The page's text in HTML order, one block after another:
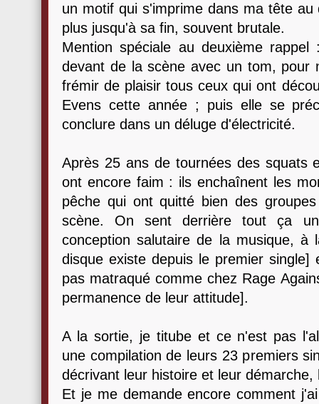
un motif qui s'imprime dans ma tête
plus jusqu'à sa fin, souvent brutale.
Mention spéciale au deuxième
devant de la scène avec un tom, pour
frémir de plaisir tous ceux qui ont
Evens cette année ; puis elle se
conclure dans un déluge d'électricité.
Après 25 ans de tournées des squats
ont encore faim : ils enchaînent les
pêche qui ont quitté bien des
scène. On sent derrière tout ça
conception salutaire de la musique, à
disque existe depuis le premier
pas matraqué comme chez Rage
permanence de leur attitude].
A la sortie, je titube et ce n'est pas
une compilation de leurs 23 premiers
décrivant leur histoire et leur
Et je me demande encore comment